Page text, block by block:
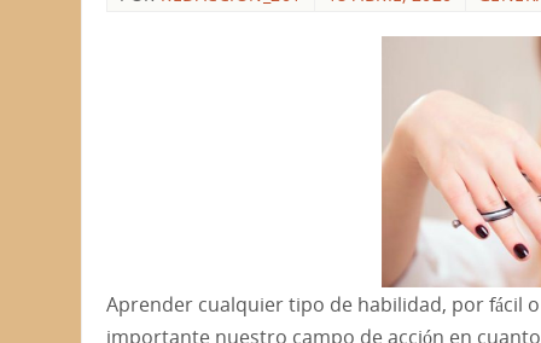
Aprender cualquier tipo de habilidad, por fácil
importante nuestro campo de acción en